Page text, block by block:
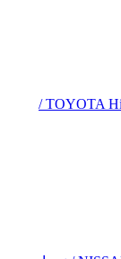
TOYOTA Hilux Tiger /